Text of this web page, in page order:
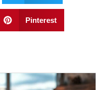
Pinterest